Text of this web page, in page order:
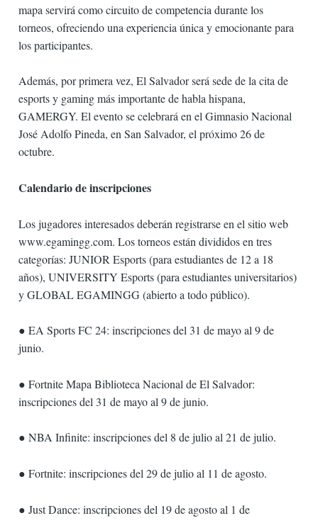
mapa servirá como circuito de competencia durante los
torneos, ofreciendo una experiencia única y emocionante para
los participantes.
Además, por primera vez, El Salvador será sede de la cita de
esports y gaming más importante de habla hispana,
GAMERGY. El evento se celebrará en el Gimnasio Nacional
José Adolfo Pineda, en San Salvador, el próximo 26 de
octubre.
Calendario de inscripciones
Los jugadores interesados deberán registrarse en el sitio web
www.egamingg.com. Los torneos están divididos en tres
categorías: JUNIOR Esports (para estudiantes de 12 a 18
años), UNIVERSITY Esports (para estudiantes universitarios)
y GLOBAL EGAMINGG (abierto a todo público).
● EA Sports FC 24: inscripciones del 31 de mayo al 9 de
junio.
● Fortnite Mapa Biblioteca Nacional de El Salvador:
inscripciones del 31 de mayo al 9 de junio.
● NBA Infinite: inscripciones del 8 de julio al 21 de julio.
● Fortnite: inscripciones del 29 de julio al 11 de agosto.
● Just Dance: inscripciones del 19 de agosto al 1 de